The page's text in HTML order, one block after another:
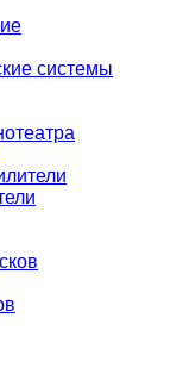
системы